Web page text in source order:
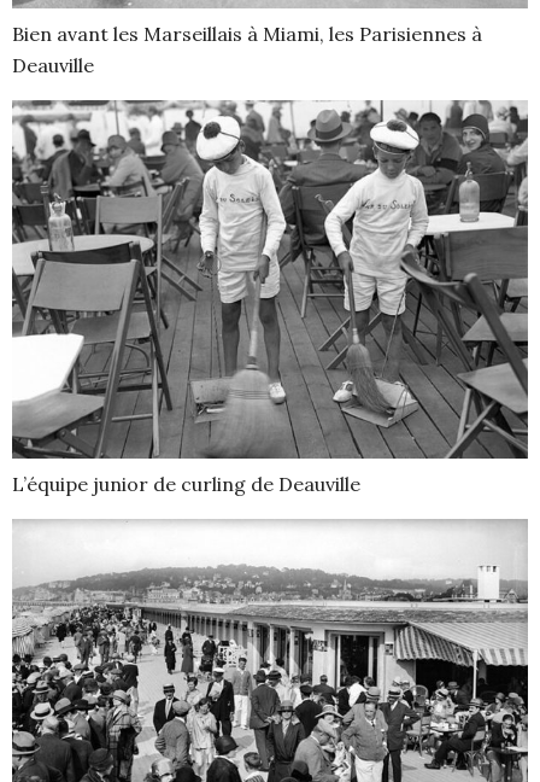
Bien avant les Marseillais à Miami, les Parisiennes à
Deauville
L’équipe junior de curling de Deauville